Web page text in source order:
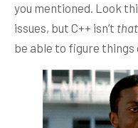
you mentioned. Look
issues, but C++ isn’t that
be able to figure things